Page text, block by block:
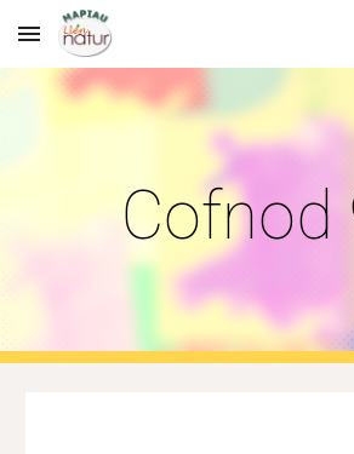
Skip to main content
Cofnod